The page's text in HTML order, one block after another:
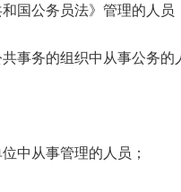
国公务员法》管理的人员
务的组织中从事公务的
中从事管理的人员；